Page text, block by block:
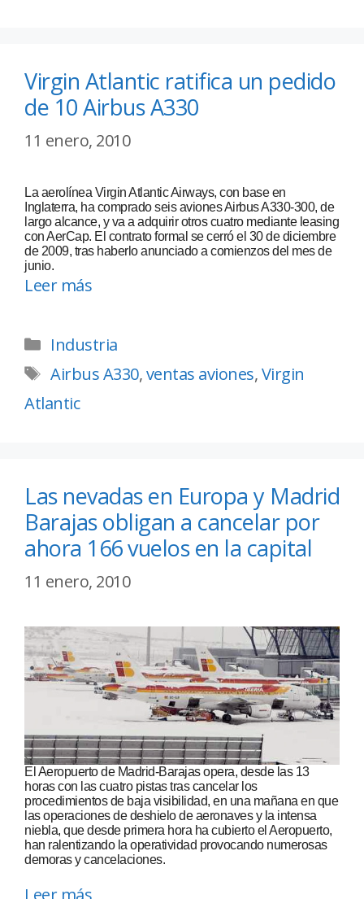
Virgin Atlantic ratifica un pedido
de 10 Airbus A330
11 enero, 2010
La aerolínea Virgin Atlantic Airways, con base en
Inglaterra, ha comprado seis aviones Airbus A330-300, de
largo alcance, y va a adquirir otros cuatro mediante leasing
con AerCap. El contrato formal se cerró el 30 de diciembre
de 2009, tras haberlo anunciado a comienzos del mes de
junio.
Leer más
Industria
Airbus A330,ventas aviones,Virgin
Atlantic
Las nevadas en Europa y Madrid
Barajas obligan a cancelar por
ahora 166 vuelos en la capital
11 enero, 2010
El Aeropuerto de Madrid-Barajas opera, desde las 13
horas con las cuatro pistas tras cancelar los
procedimientos de baja visibilidad, en una mañana en que
las operaciones de deshielo de aeronaves y la intensa
niebla, que desde primera hora ha cubierto el Aeropuerto,
han ralentizando la operatividad provocando numerosas
demoras y cancelaciones.